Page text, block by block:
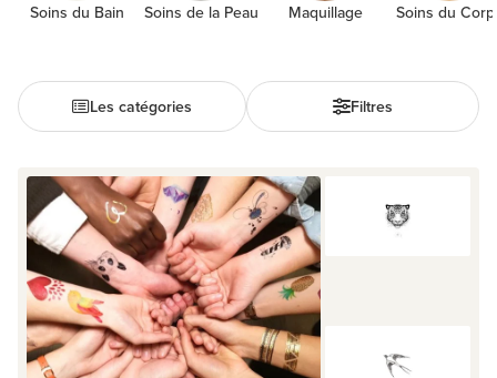
Soins du Bain Soins de la Peau Maquillage Soins du
Les catégories Filtres